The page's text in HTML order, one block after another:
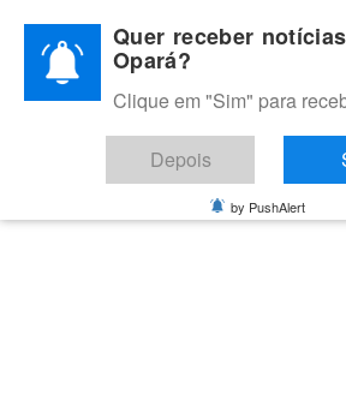
content
BLOG
Melhores notícias de Juazeiro,
Francisco
Quer receber
Opará?
Clique em "Sim" para
Depois
by PushAlert